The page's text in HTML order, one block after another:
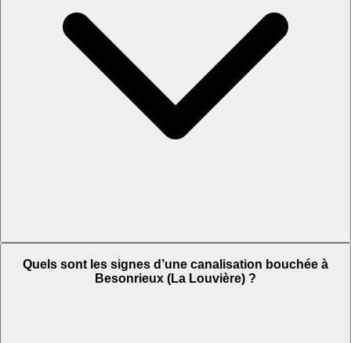
Quels sont les signes d’une canalisation bouchée à
Besonrieux (La Louvière) ?